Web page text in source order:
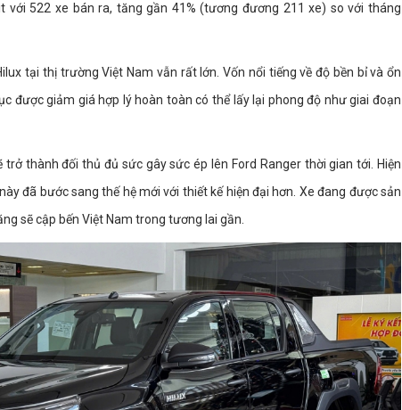
với 522 xe bán ra, tăng gần 41% (tương đương 211 xe) so với tháng
tại thị trường Việt Nam vẫn rất lớn. Vốn nổi tiếng về độ bền bỉ và ổn
được giảm giá hợp lý hoàn toàn có thể lấy lại phong độ như giai đoạn
trở thành đối thủ đủ sức gây sức ép lên Ford Ranger thời gian tới. Hiện
đã bước sang thế hệ mới với thiết kế hiện đại hơn. Xe đang được sản
sẽ cập bến Việt Nam trong tương lai gần.